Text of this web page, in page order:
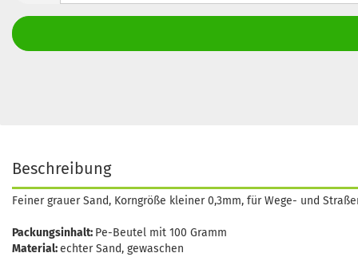
Beschreibung
Feiner grauer Sand, Korngröße kleiner 0,3mm, für Wege- und
Packungsinhalt: Pe-Beutel mit 100 Gramm
Material:echter Sand, gewaschen